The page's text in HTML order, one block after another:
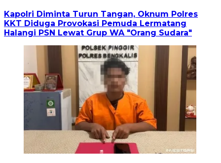
Kapolri Diminta Turun Tangan, Oknum Polres
KKT Diduga Provokasi Pemuda Lermatang
Halangi PSN Lewat Grup WA "Orang Sudara"